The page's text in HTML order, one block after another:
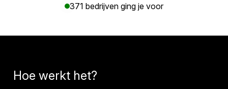
371 bedrijven ging je voor
Hoe werkt het?